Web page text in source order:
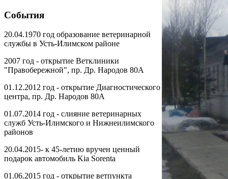
События
20.04.1970 год образование ветеринарной
службы в Усть-Илимском районе
2007 год - открытие Ветклиники
"Правобережной", пр. Др. Народов 80А
01.12.2012 год - открытие Диагностического
центра, пр. Др. Народов 80А
01.07.2014 год - слияние ветеринарных
служб Усть-Илимского и Нижнеилимского
районов
20.04.2015- к 45-летию вручен ценный
подарок автомобиль Kia Sorenta
01.06.2015 год - открытие ветпункта